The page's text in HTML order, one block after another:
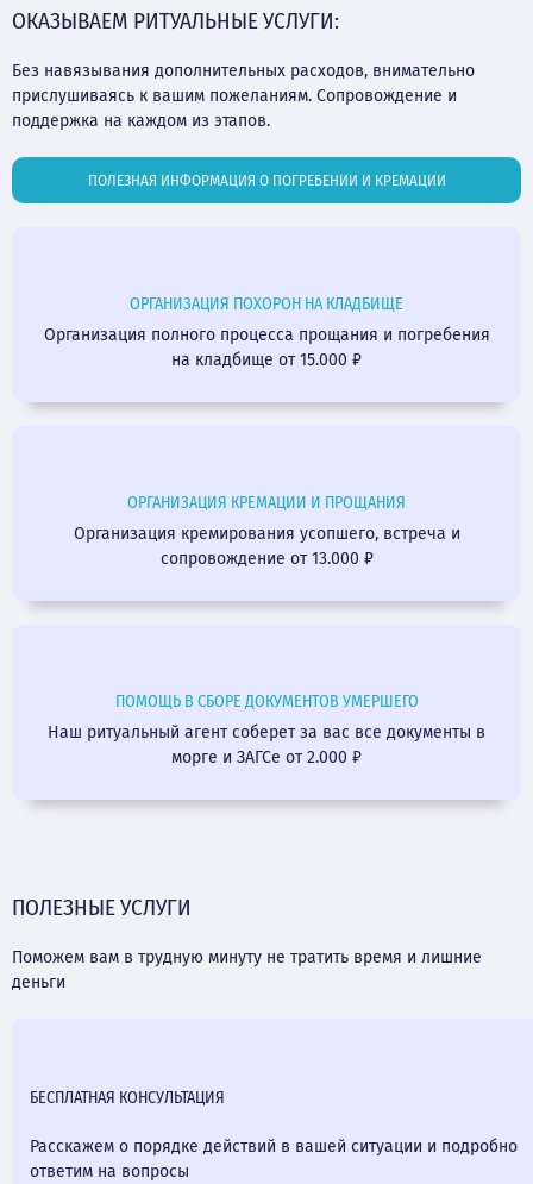
ОКАЗЫВАЕМ РИТУАЛЬНЫЕ УСЛУГИ:
Без навязывания дополнительных расходов, внимательно
прислушиваясь к вашим пожеланиям. Сопровождение и
поддержка на каждом из этапов.
ПОЛЕЗНАЯ ИНФОРМАЦИЯ О ПОГРЕБЕНИИ И КРЕМАЦИИ
ОРГАНИЗАЦИЯ ПОХОРОН НА КЛАДБИЩЕ
Организация полного процесса прощания и погребения
на кладбище от 15.000 ₽
ОРГАНИЗАЦИЯ КРЕМАЦИИ И ПРОЩАНИЯ
Организация кремирования усопшего, встреча и
сопровождение от 13.000 ₽
ПОМОЩЬ В СБОРЕ ДОКУМЕНТОВ УМЕРШЕГО
Наш ритуальный агент соберет за вас все документы в
морге и ЗАГСе от 2.000 ₽
ПОЛЕЗНЫЕ УСЛУГИ
Поможем вам в трудную минуту не тратить время и лишние
деньги
БЕСПЛАТНАЯ КОНСУЛЬТАЦИЯ
Расскажем о порядке действий в вашей ситуации и подробно
ответим на вопросы